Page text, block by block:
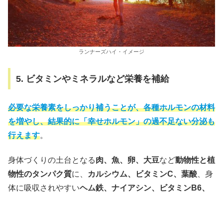
ランナーズハイ・イメージ
5. ビタミンやミネラルなど栄養を補給
必要な栄養素をしっかり補うことが、各種ホルモンの材料
を増やし、結果的に「幸せホルモン」の過不足ない分泌も
行えます。
身体づくりの土台となる肉、魚、卵、大豆など動物性と植
物性のタンパク質に、 カルシウム、ビタミンC、葉酸、身
体に吸収されやすいヘム鉄、ナイアシン、ビタミンB6、